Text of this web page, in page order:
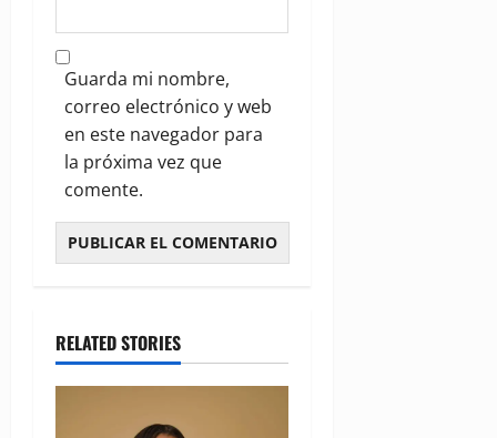
Guarda mi nombre,
correo electrónico y web
en este navegador para
la próxima vez que
comente.
RELATED STORIES